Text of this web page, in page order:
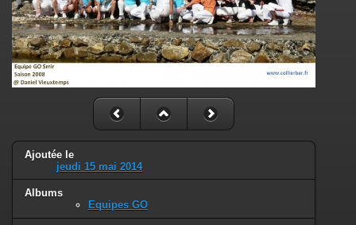
Ajoutée le
jeudi 15 mai 2014
Albums
Equipes GO